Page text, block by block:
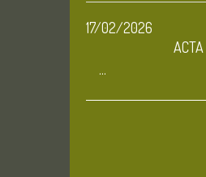
17/02/2026
ACTA
...